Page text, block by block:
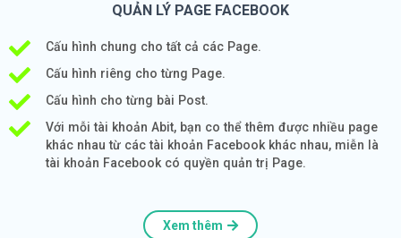
QUẢN LÝ PAGE FACEBOOK
Cấu hình chung cho tất cả các Page.
Cấu hình riêng cho từng Page.
Cấu hình cho từng bài Post.
Với mỗi tài khoản Abit, bạn co thể thêm được nhiều page
khác nhau từ các tài khoản Facebook khác nhau, miễn là
tài khoản Facebook có quyền quản trị Page.
Xem thêm